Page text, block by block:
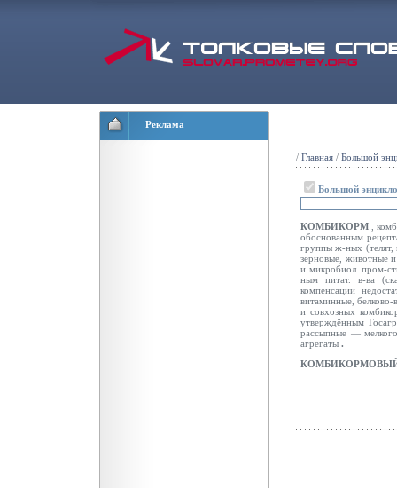
Реклама
/ Главная / Большой
Большой
КОМБИКОРМ
,
обоснованным
группы ж-ных (телят,
зерновые, животные
и микробиол. пром-
ным питат. в-ва
компенсации
витаминные,
и совхозных
утверждённым
рассыпные —
агрегаты .